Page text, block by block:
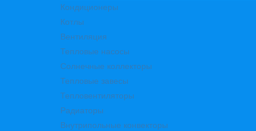
Кондиционеры
Котлы
Вентиляция
Тепловые насосы
Солнечные коллекторы
Тепловые завесы
Тепловентиляторы
Радиаторы
Внутрипольные конвекторы